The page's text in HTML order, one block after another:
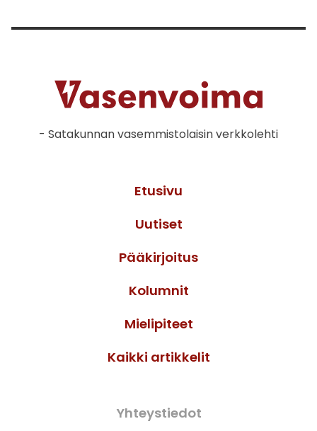
- Satakunnan vasemmistolaisin verkkolehti
Etusivu
Uutiset
Pääkirjoitus
Kolumnit
Mielipiteet
Kaikki artikkelit
Yhteystiedot